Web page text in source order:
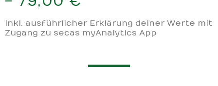
inkl. ausführlicher Erklärung deiner Werte mit
Zugang zu secas myAnalytics App